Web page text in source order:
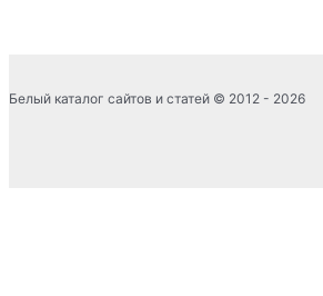
Белый каталог сайтов и статей © 2012 - 2026